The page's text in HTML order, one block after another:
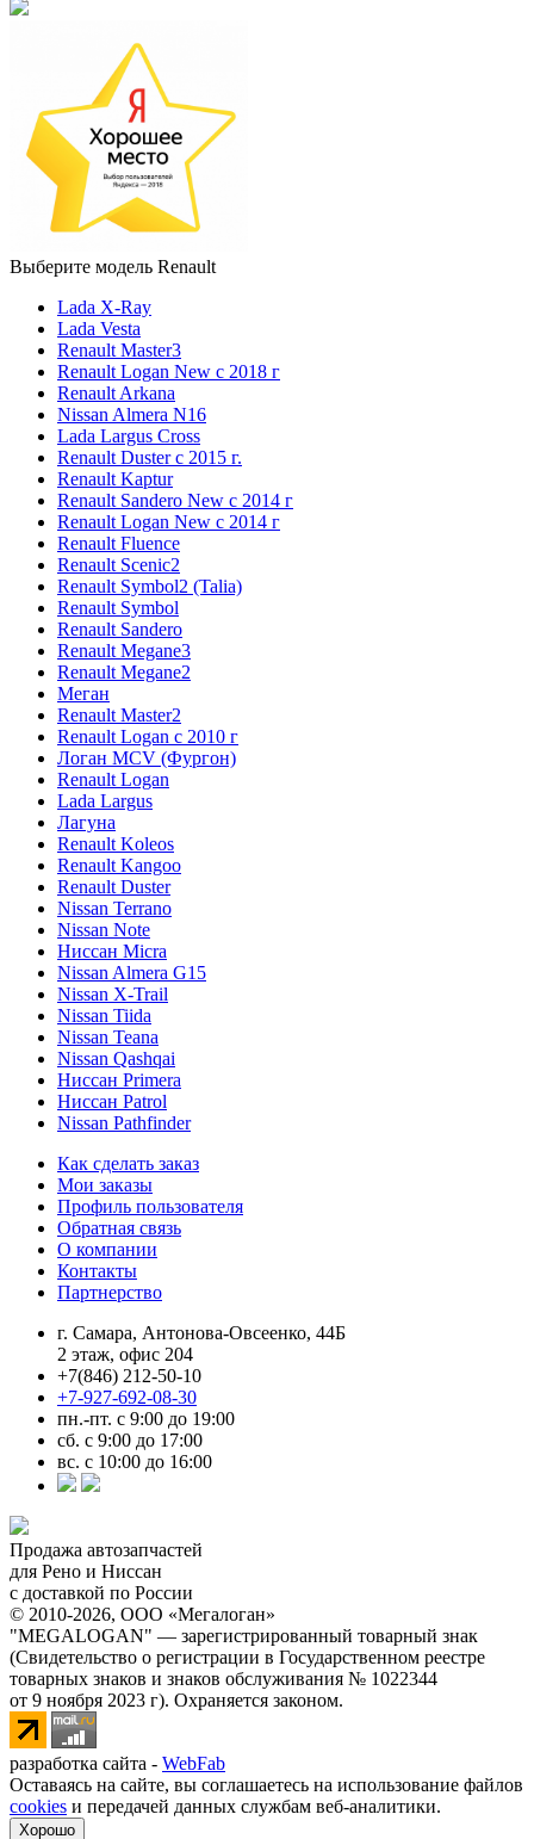
Выберите модель Renault
Lada X-Ray
Lada Vesta
Renault Master3
Renault Logan New с 2018 г
Renault Arkana
Nissan Almera N16
Lada Largus Cross
Renault Duster с 2015 г.
Renault Kaptur
Renault Sandero New с 2014 г
Renault Logan New с 2014 г
Renault Fluence
Renault Scenic2
Renault Symbol2 (Talia)
Renault Symbol
Renault Sandero
Renault Megane3
Renault Megane2
Меган
Renault Master2
Renault Logan c 2010 г
Логан МСV (Фургон)
Renault Logan
Lada Largus
Лагуна
Renault Koleos
Renault Kangoo
Renault Duster
Nissan Terrano
Nissan Note
Ниссан Micra
Nissan Almera G15
Nissan X-Trail
Nissan Tiida
Nissan Teana
Nissan Qashqai
Ниссан Primera
Ниссан Patrol
Nissan Pathfinder
Как сделать заказ
Мои заказы
Профиль пользователя
Обратная связь
О компании
Контакты
Партнерство
г. Самара, Антонова-Овсеенко, 44Б
2 этаж, офис 204
+7(846) 212-50-10
+7-927-692-08-30
пн.-пт. с 9:00 до 19:00
сб. с 9:00 до 17:00
вс. с 10:00 до 16:00
Продажа автозапчастей
для Рено и Ниссан
с доставкой по России
© 2010-2026, ООО «Мегалоган»
"MEGALOGAN" — зарегистрированный товарный знак
(Свидетельство о регистрации в Государственном реестре
товарных знаков и знаков обслуживания № 1022344
от 9 ноября 2023 г). Охраняется законом.
разработка сайта - WebFab
Оставаясь на сайте, вы соглашаетесь на использование файлов
cookies и передачей данных службам веб-аналитики.
Хорошо